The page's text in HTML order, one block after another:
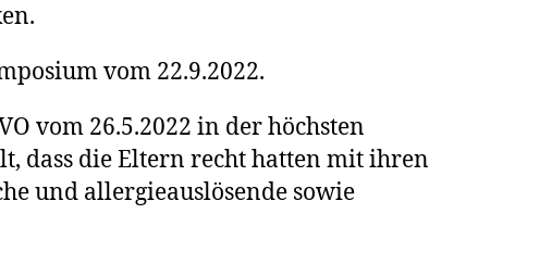
vom 22.9.2022.
vom 26.5.2022 in der höchsten
dass die Eltern recht hatten mit ihren
und allergieauslösende sowie